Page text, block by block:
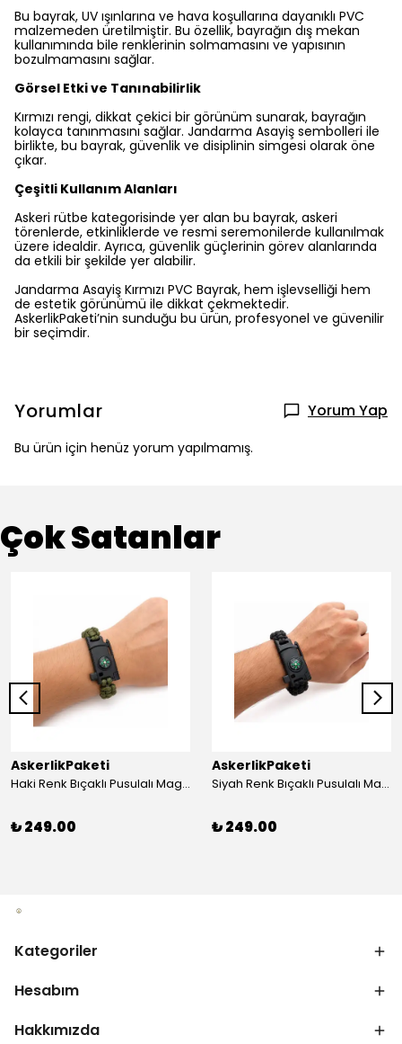
Bu bayrak, UV ışınlarına ve hava koşullarına dayanıklı PVC
malzemeden üretilmiştir. Bu özellik, bayrağın dış mekan
kullanımında bile renklerinin solmamasını ve yapısının
bozulmamasını sağlar.
Görsel Etki ve Tanınabilirlik
Kırmızı rengi, dikkat çekici bir görünüm sunarak, bayrağın
kolayca tanınmasını sağlar. Jandarma Asayiş sembolleri ile
birlikte, bu bayrak, güvenlik ve disiplinin simgesi olarak öne
çıkar.
Çeşitli Kullanım Alanları
Askeri rütbe kategorisinde yer alan bu bayrak, askeri
törenlerde, etkinliklerde ve resmi seremonilerde kullanılmak
üzere idealdir. Ayrıca, güvenlik güçlerinin görev alanlarında
da etkili bir şekilde yer alabilir.
Jandarma Asayiş Kırmızı PVC Bayrak, hem işlevselliği hem
de estetik görünümü ile dikkat çekmektedir.
AskerlikPaketi’nin sunduğu bu ürün, profesyonel ve güvenilir
bir seçimdir.
Yorumlar Yorum Yap
Bu ürün için henüz yorum yapılmamış.
Çok Satanlar
AskerlikPaketi
Haki Renk Bıçaklı Pusulalı Magnezyum Çubuklu Düdüklü Paracord Bileklik
₺ 249.00
AskerlikPaketi
Siyah Renk Bıçaklı Pusulalı Magnezyum Çubuklu Düdüklü Paracord Bileklik
₺ 249.00
Kategoriler
Hesabım
Hakkımızda